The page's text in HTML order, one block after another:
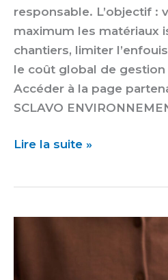
responsable. L’objectif :
maximum les matériaux
chantiers, limiter
le coût global de
Accéder à la page
SCLAVO
Lire la suite »